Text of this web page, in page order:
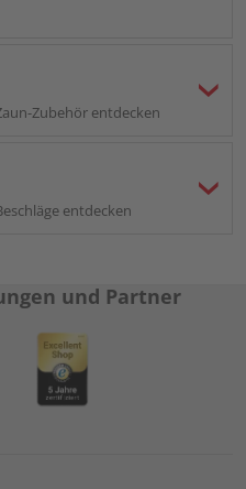
Zubehör entdecken
entdecken
und Partner